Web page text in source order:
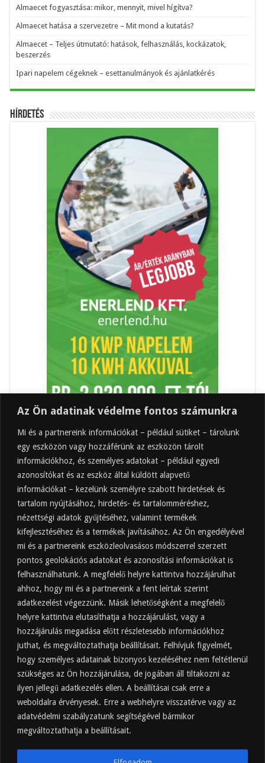
Az Ön adatinak védelme fontos számunkra
Mi és a partnereink információkat – például sütiket – tárolunk
egy eszközön vagy hozzáférünk az eszközön tárolt
információkhoz, és személyes adatokat – például egyedi
azonosítókat és az eszköz által küldött alapvető
információkat – kezelünk személyre szabott hirdetések és
tartalom nyújtásához, hirdetés- és tartalomméréshez,
nézettségi adatok gyűjtéséhez, valamint termékek
kifejlesztéséhez és a termékek javításához. Az Ön engedélyével
mi és a partnereink eszközleolvasásos módszerrel szerzett
pontos geolokációs adatokat és azonosítási információkat is
felhasználhatunk. A megfelelő helyre kattintva hozzájárulhat
ahhoz, hogy mi és a partnereink a fent leírtak szerint
adatkezelést végezzünk. Másik lehetőségként a megfelelő
helyre kattintva elutasíthatja a hozzájárulást, vagy a
hozzájárulás megadása előtt részletesebb információkhoz
juthat, és megváltoztathatja beállításait. Felhívjuk figyelmét,
hogy személyes adatainak bizonyos kezeléséhez nem feltétlenül
szükséges az Ön hozzájárulása, de jogában áll tiltakozni az
ilyen jellegű adatkezelés ellen. A beállításai csak erre a
weboldalra érvényesek. Erre a webhelyre visszatérve vagy az
adatvédelmi szabályzatunk segítségével bármikor
megváltoztathatja a beállításait.
Almaecet fogyasztása: mikor, mennyit, mivel hígítva?
Almaecet hatása a szervezetre – Mit mond a kutatás?
Almaecet – Teljes útmutató: hatások, felhasználás, kockázatok,
beszerzés
Ipari napelem cégeknek – esettanulmányok és ajánlatkérés
Hírdetés
Felkapott
Almaecet mire jó? 21 gyakori felhasználási
terület
2025.10.31.
Almaecet fogyasztása: mikor, mennyit, mivel
hígítva?
2025.10.30.
Almaecet hatása a szervezetre –
Mit mond a kutatás?
2025.10.15.
Almaecet – Teljes útmutató:
hatások, felhasználás, kockázatok,
beszerzés
2025.10.14.
Ipari napelem cégeknek – esettanulmányok és
ajánlatkérés